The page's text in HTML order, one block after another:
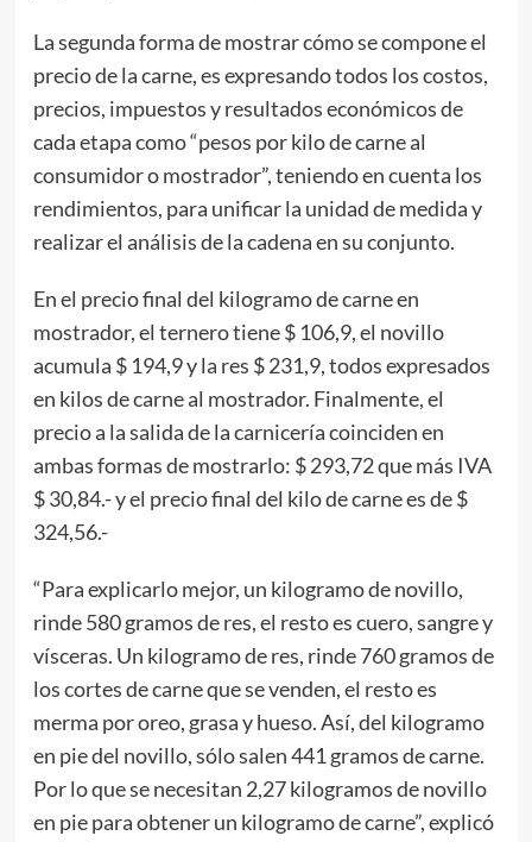
La segunda forma de mostrar cómo se compone el
precio de la carne, es expresando todos los costos,
precios, impuestos y resultados económicos de
cada etapa como “pesos por kilo de carne al
consumidor o mostrador”, teniendo en cuenta los
rendimientos, para unificar la unidad de medida y
realizar el análisis de la cadena en su conjunto.
En el precio final del kilogramo de carne en
mostrador, el ternero tiene $ 106,9, el novillo
acumula $ 194,9 y la res $ 231,9, todos expresados
en kilos de carne al mostrador. Finalmente, el
precio a la salida de la carnicería coinciden en
ambas formas de mostrarlo: $ 293,72 que más IVA
$ 30,84.- y el precio final del kilo de carne es de $
324,56.-
“Para explicarlo mejor, un kilogramo de novillo,
rinde 580 gramos de res, el resto es cuero, sangre y
vísceras. Un kilogramo de res, rinde 760 gramos de
los cortes de carne que se venden, el resto es
merma por oreo, grasa y hueso. Así, del kilogramo
en pie del novillo, sólo salen 441 gramos de carne.
Por lo que se necesitan 2,27 kilogramos de novillo
en pie para obtener un kilogramo de carne”, explicó